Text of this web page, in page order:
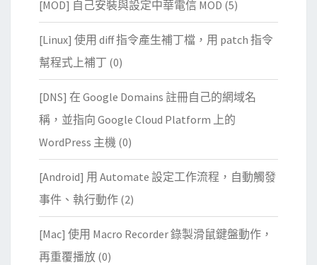
[MOD] 自己安裝與設定中華電信 MOD (5)
[Linux] 使用 diff 指令產生補丁檔，用 patch 指令
幫程式上補丁 (0)
[DNS] 在 Google Domains 註冊自己的網域名
稱，並指向 Google Cloud Platform 上的
WordPress 主機 (0)
[Android] 用 Automate 設定工作流程，自動觸發
事件、執行動作 (2)
[Mac] 使用 Macro Recorder 錄製滑鼠鍵盤動作，
再重覆播放 (0)